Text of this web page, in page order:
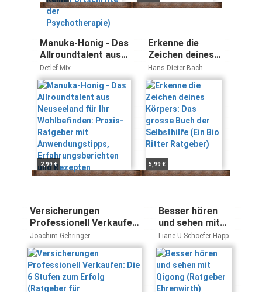
Manuka-Honig - Das
Allroundtalent aus
Neuseeland für Ihr
Wohlbefinden:
Praxis-Ratgeber mit
Anwendungstipps,
Erfahrungsberichten
und Rezepten
Detlef Mix
2,99 €
Erkenne die
Zeichen deines
Körpers: Das
grosse Buch der
Selbsthilfe (Ein
Bio Ritter
Ratgeber)
Hans-Dieter Bach
5,99 €
Versicherungen
Professionell Verkaufen:
Die 6 Stufen zum Erfolg
(Ratgeber für
Versicherungsvermittler)
Joachim Gehringer
Besser hören
und sehen mit
Qigong
(Ratgeber
Ehrenwirth)
Liane U Schoefer-Happ